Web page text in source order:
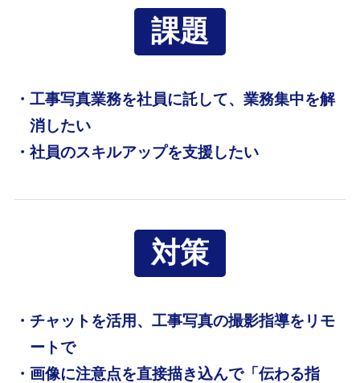
課題
・工事写真業務を社員に託して、業務集中を解
消したい
・社員のスキルアップを支援したい
対策
・チャットを活用、工事写真の撮影指導をリモ
ートで
・画像に注意点を直接描き込んで「伝わる指